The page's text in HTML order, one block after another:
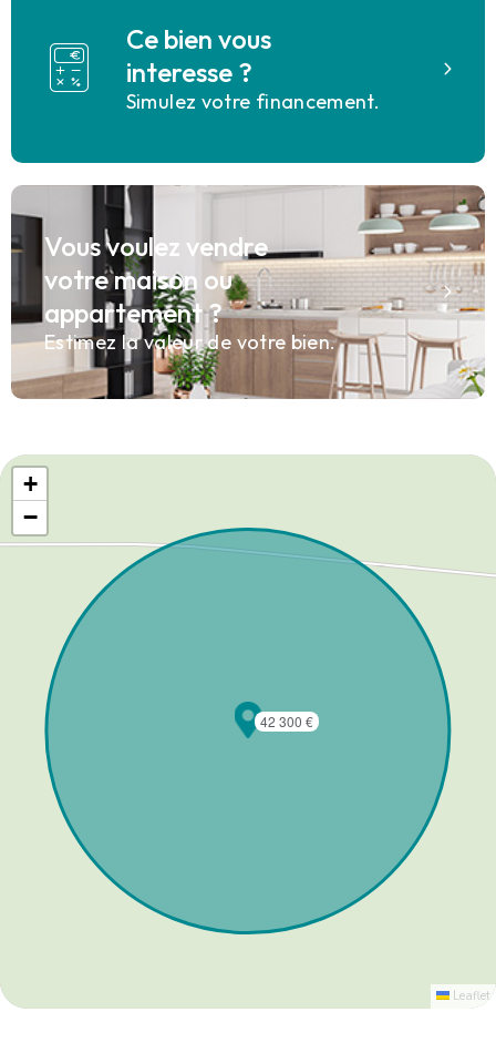
Ce bien vous
interesse ?
Simulez votre financement.
Vous voulez vendre
votre maison ou
appartement ?
Estimez la valeur de votre bien.
42 300 €
+
−
Leaflet